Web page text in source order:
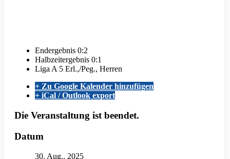
Endergebnis 0:2
Halbzeitergebnis 0:1
LigaA 5 Erl.,/Peg., Herren
+ Zu Google Kalender hinzufügen
+ iCal / Outlook export
Die Veranstaltung ist beendet.
Datum
30. Aug.. 2025